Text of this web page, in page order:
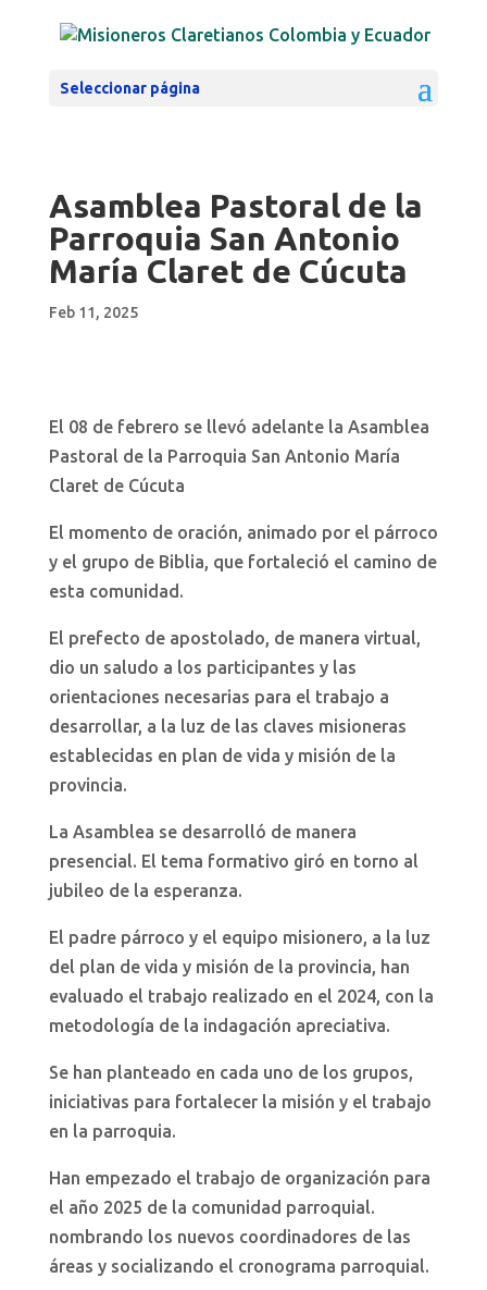
Seleccionar página
Asamblea Pastoral de la
Parroquia San Antonio
María Claret de Cúcuta
Feb 11, 2025
El 08 de febrero se llevó adelante la Asamblea
Pastoral de la Parroquia San Antonio María
Claret de Cúcuta
El momento de oración, animado por el párroco
y el grupo de Biblia, que fortaleció el camino de
esta comunidad.
El prefecto de apostolado, de manera virtual,
dio un saludo a los participantes y las
orientaciones necesarias para el trabajo a
desarrollar, a la luz de las claves misioneras
establecidas en plan de vida y misión de la
provincia.
La Asamblea se desarrolló de manera
presencial. El tema formativo giró en torno al
jubileo de la esperanza.
El padre párroco y el equipo misionero, a la luz
del plan de vida y misión de la provincia, han
evaluado el trabajo realizado en el 2024, con la
metodología de la indagación apreciativa.
Se han planteado en cada uno de los grupos,
iniciativas para fortalecer la misión y el trabajo
en la parroquia.
Han empezado el trabajo de organización para
el año 2025 de la comunidad parroquial.
nombrando los nuevos coordinadores de las
áreas y socializando el cronograma parroquial.